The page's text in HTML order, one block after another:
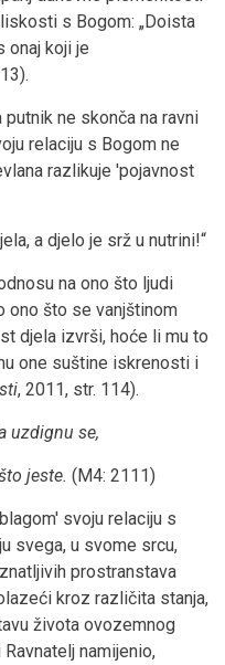
s Bogom: „Doista
onaj koji je
ne skonča na ravni
relaciju s Bogom ne
razlikuje 'pojavnost
a djelo je srž u nutrini!“
na ono što ljudi
ono što se vanjštinom
djela izvrši, hoće li mu to
one suštine iskrenosti i
, 2011, str. 114).
uzdignu se,
jeste. (M4: 2111)
svoju relaciju s
svega, u svome srcu,
prostranstava
kroz različita stanja,
života ovozemnog
namijenio,